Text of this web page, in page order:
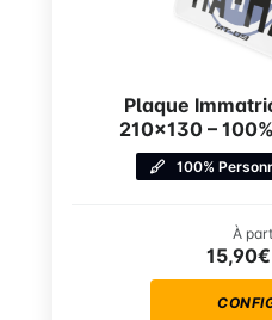
Plaque
210×130 –
100%
À
15,90€